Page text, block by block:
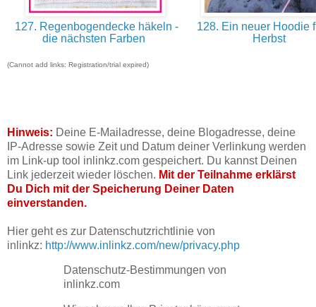
127. Regenbogendecke häkeln -
die nächsten Farben
128. Ein neuer Hoodie
Herbst
(Cannot add links: Registration/trial expired)
Hinweis: Deine E-Mailadresse, deine Blogadresse, deine
IP-Adresse sowie Zeit und Datum deiner Verlinkung werden
im Link-up tool inlinkz.com gespeichert. Du kannst Deinen
Link jederzeit wieder löschen. Mit der Teilnahme erklärst
Du Dich mit der Speicherung Deiner Daten
einverstanden.
Hier geht es zur Datenschutzrichtlinie von
inlinkz: http://www.inlinkz.com/new/privacy.php
Datenschutz-Bestimmungen von
inlinkz.com